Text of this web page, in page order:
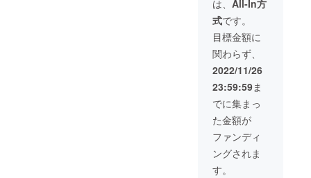
為では
ありま
せん。
効果に
は個人
差がご
すこと
をご了
承くだ
さい。
など
を現在
A41枚
程度を
送らせ
ていた
だきま
す。 ・
サポー
ター側
の交流
会及び
打ち合
わせな
どへの
ご参加
は、 All-In方
式です。
目標金額に
関わらず、
2022/11/26
23:59:59ま
でに集まっ
た金額が
ファンディ
ングされま
す。